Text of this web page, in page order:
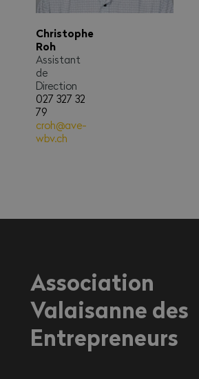
Christophe
Roh
Assistant
de
Direction
croh@ave-
wbv.ch
027 327 32
79
Association
Valaisanne des
Entrepreneurs